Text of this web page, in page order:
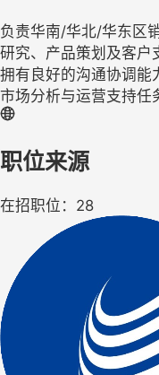
负责华南/华北/华东区
研究、产品策划及客户
拥有良好的沟通协调能
市场分析与运营支持任
职位来源
在招职位：28